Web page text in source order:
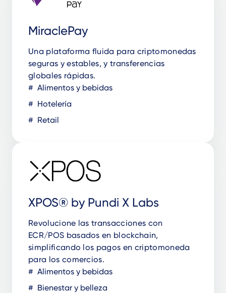
MiraclePay
Una plataforma fluida para criptomonedas
seguras y estables, y transferencias
globales rápidas.
Alimentos y bebidas
Hotelería
Retail
XPOS®️ by Pundi X Labs
Revolucione las transacciones con
ECR/POS basados en blockchain,
simplificando los pagos en criptomoneda
para los comercios.
Alimentos y bebidas
Bienestar y belleza